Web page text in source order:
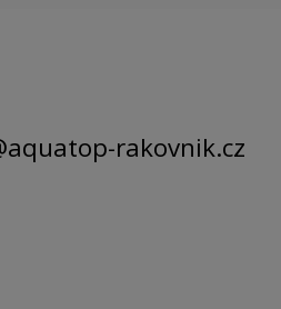
aquatop-rakovnik.cz